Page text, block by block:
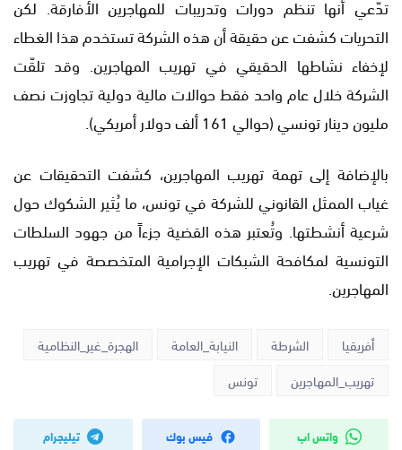
تدّعي أنها تنظم دورات وتدريبات للمهاجرين الأفارقة. لكن
التحريات كشفت عن حقيقة أن هذه الشركة تستخدم هذا الغطاء
لإخفاء نشاطها الحقيقي في تهريب المهاجرين. وقد تلقّت
الشركة خلال عام واحد فقط حوالات مالية دولية تجاوزت نصف
مليون دينار تونسي (حوالي 161 ألف دولار أمريكي).
بالإضافة إلى تهمة تهريب المهاجرين، كشفت التحقيقات عن
غياب الممثل القانوني للشركة في تونس، ما يُثير الشكوك حول
شرعية أنشطتها. وتُعتبر هذه القضية جزءاً من جهود السلطات
التونسية لمكافحة الشبكات الإجرامية المتخصصة في تهريب
المهاجرين.
أفريقيا الشرطة النيابة_العامة
الهجرة_غير_النظامية
تهريب_المهاجرين
تونس
واتس اب فيس بوك تيليجرام